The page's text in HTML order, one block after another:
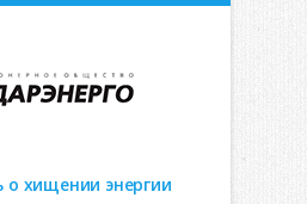
хищении энергии